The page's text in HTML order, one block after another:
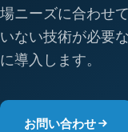
場ニーズに合わせ
いない技術が必要
に導入します。
お問い合わせ